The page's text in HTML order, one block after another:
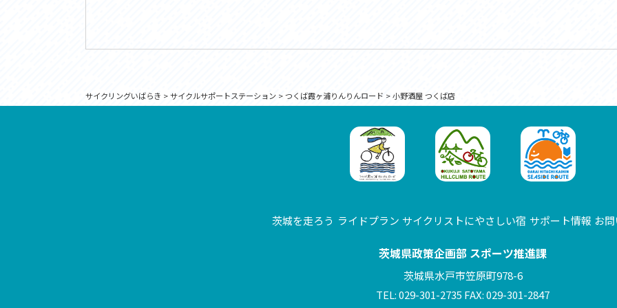
サイクリングいばらき >サイクルサポートステーション>つくば霞ヶ浦りんりんロード >小野酒屋 つくば店
茨城を走ろう ライドプラン サイクリストにやさしい宿 サポート情報 お
茨城県政策企画部 スポーツ推進課
茨城県水戸市笠原町978-6
TEL: 029-301-2735 FAX: 029-301-2847